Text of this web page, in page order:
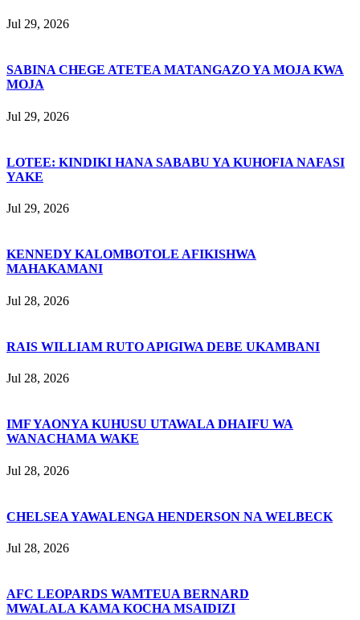
Jul 29, 2026
SABINA CHEGE ATETEA MATANGAZO YA MOJA KWA
MOJA
Jul 29, 2026
LOTEE: KINDIKI HANA SABABU YA KUHOFIA NAFASI
YAKE
Jul 29, 2026
KENNEDY KALOMBOTOLE AFIKISHWA
MAHAKAMANI
Jul 28, 2026
RAIS WILLIAM RUTO APIGIWA DEBE UKAMBANI
Jul 28, 2026
IMF YAONYA KUHUSU UTAWALA DHAIFU WA
WANACHAMA WAKE
Jul 28, 2026
CHELSEA YAWALENGA HENDERSON NA WELBECK
Jul 28, 2026
AFC LEOPARDS WAMTEUA BERNARD
MWALALA KAMA KOCHA MSAIDIZI